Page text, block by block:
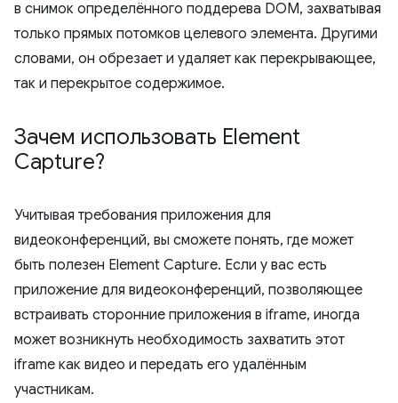
в снимок определённого поддерева DOM, захватывая
только прямых потомков целевого элемента. Другими
словами, он обрезает и удаляет как перекрывающее,
так и перекрытое содержимое.
Зачем использовать Element
Capture?
Учитывая требования приложения для
видеоконференций, вы сможете понять, где может
быть полезен Element Capture. Если у вас есть
приложение для видеоконференций, позволяющее
встраивать сторонние приложения в iframe, иногда
может возникнуть необходимость захватить этот
iframe как видео и передать его удалённым
участникам.